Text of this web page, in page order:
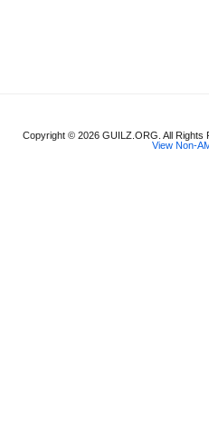
Copyright © 2026 GUILZ.ORG. All Rights
View Non-